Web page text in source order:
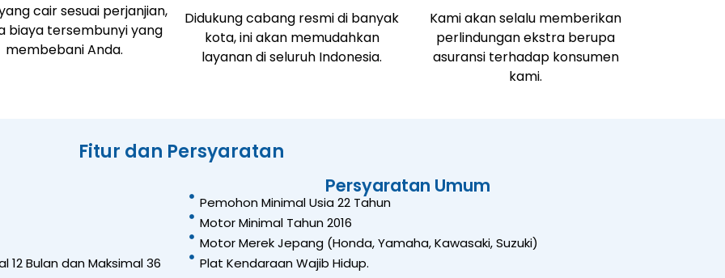
cair sesuai perjanjian,
biaya tersembunyi yang
membebani Anda.
Didukung cabang resmi di banyak
kota, ini akan memudahkan
layanan di seluruh Indonesia.
Kami akan selalu memberikan
perlindungan ekstra berupa
asuransi terhadap konsumen
kami.
Fitur dan Persyaratan
12 Bulan dan Maksimal 36
Persyaratan Umum
Pemohon Minimal Usia 22 Tahun
Motor Minimal Tahun 2016
Motor Merek Jepang (Honda, Yamaha, Kawasaki, Suzuki)
Plat Kendaraan Wajib Hidup.